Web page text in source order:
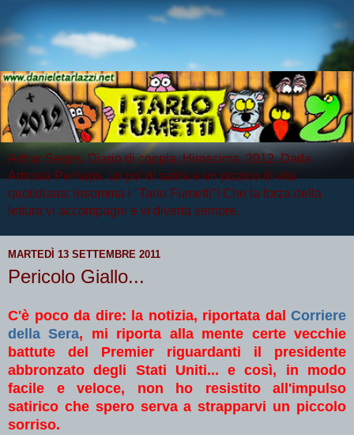
Arthur Serpis, Diario di coppia, Hiroscima, 2012, Darla
Artrosia Perhaps, un po' di satira e un pizzico di vita
quotidiana: insomma i "Tarlo Fumetti"! Che la forza della
lettura vi accompagni e vi diverta sempre.
MARTEDÌ 13 SETTEMBRE 2011
Pericolo Giallo...
C'è poco da dire: la notizia, riportata dal Corriere
della Sera, mi riporta alla mente certe vecchie
battute del Premier riguardanti il presidente
abbronzato degli Stati Uniti... e così, in modo
facile e veloce, non ho resistito all'impulso
satirico che spero serva a strapparvi un piccolo
sorriso.